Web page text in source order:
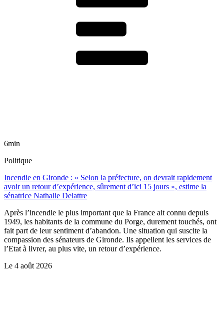
6min
Politique
Incendie en Gironde : « Selon la préfecture, on devrait rapidement
avoir un retour d’expérience, sûrement d’ici 15 jours », estime la
sénatrice Nathalie Delattre
Après l’incendie le plus important que la France ait connu depuis
1949, les habitants de la commune du Porge, durement touchés, ont
fait part de leur sentiment d’abandon. Une situation qui suscite la
compassion des sénateurs de Gironde. Ils appellent les services de
l’Etat à livrer, au plus vite, un retour d’expérience.
Le 4 août 2026